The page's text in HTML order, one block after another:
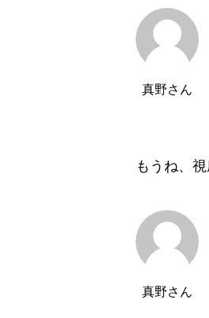
真野さん
もうね、
真野さん